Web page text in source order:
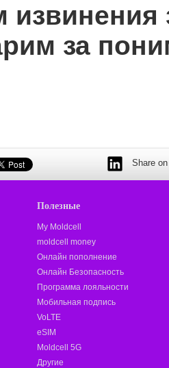
извинения
за
Share
Полезные
My Moldcell
moldcell money
Онлайн пополнение
Онлайн Безопасность
Программа лояльности
Мобильная подпись
VoLTE
eSIM
Moldcell 5G
Другие